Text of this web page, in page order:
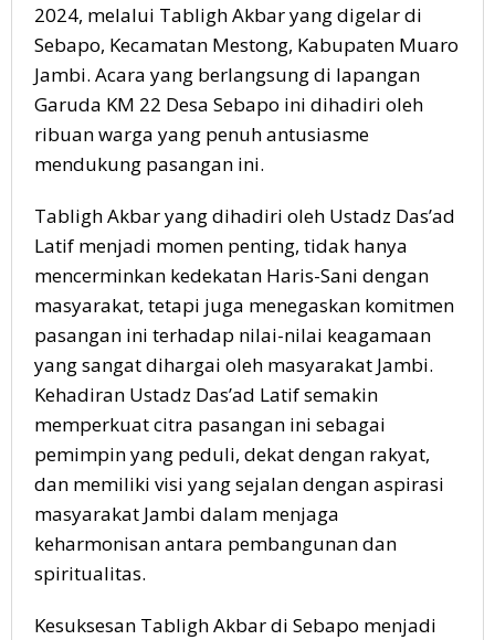
2024, melalui Tabligh Akbar yang digelar di
Sebapo, Kecamatan Mestong, Kabupaten Muaro
Jambi. Acara yang berlangsung di lapangan
Garuda KM 22 Desa Sebapo ini dihadiri oleh
ribuan warga yang penuh antusiasme
mendukung pasangan ini.
Tabligh Akbar yang dihadiri oleh Ustadz Das’ad
Latif menjadi momen penting, tidak hanya
mencerminkan kedekatan Haris-Sani dengan
masyarakat, tetapi juga menegaskan komitmen
pasangan ini terhadap nilai-nilai keagamaan
yang sangat dihargai oleh masyarakat Jambi.
Kehadiran Ustadz Das’ad Latif semakin
memperkuat citra pasangan ini sebagai
pemimpin yang peduli, dekat dengan rakyat,
dan memiliki visi yang sejalan dengan aspirasi
masyarakat Jambi dalam menjaga
keharmonisan antara pembangunan dan
spiritualitas.
Kesuksesan Tabligh Akbar di Sebapo menjadi